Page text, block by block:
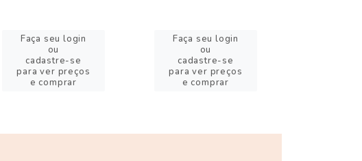
Faça seu login
ou
cadastre-se
para ver preços
e comprar
Faça seu login
ou
cadastre-se
para ver preços
e comprar